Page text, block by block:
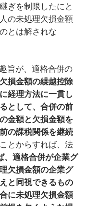
ぎを制限したにと
の未処理欠損金額
とは解されな
旨が、適格合併の
欠損金額の繰越控除
経理方法に一貫し
として、合併の前
金額と欠損金額を
の課税関係を継続
とからすれば、法
、適格合併が企業グ
欠損金額の企業グ
と同視できるもの
に未処理欠損金額